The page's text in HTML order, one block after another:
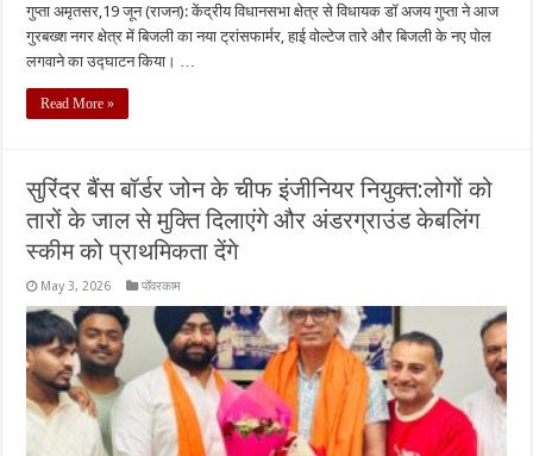
गुप्ता अमृतसर,19 जून (राजन): केंद्रीय विधानसभा क्षेत्र से विधायक डॉ अजय गुप्ता ने आज
गुरबख्श नगर क्षेत्र में बिजली का नया ट्रांसफार्मर, हाई वोल्टेज तारे और बिजली के नए पोल
लगवाने का उद्घाटन किया। …
Read More »
सुरिंदर बैंस बॉर्डर जोन के चीफ इंजीनियर नियुक्त:लोगों को
तारों के जाल से मुक्ति दिलाएंगे और अंडरग्राउंड केबलिंग
स्कीम को प्राथमिकता देंगे
May 3, 2026 पॉवरकाम